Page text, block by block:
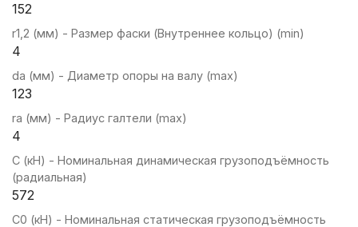
152
r1,2 (мм) - Размер фаски (Внутреннее кольцо) (min)
4
da (мм) - Диаметр опоры на валу (max)
123
ra (мм) - Радиус галтели (max)
4
C (кН) - Номинальная динамическая грузоподъёмность
(радиальная)
572
C0 (кН) - Номинальная статическая грузоподъёмность